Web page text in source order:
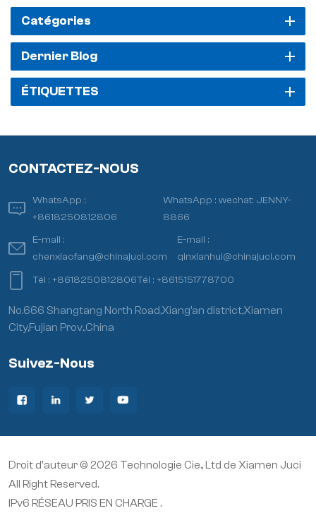
Catégories
Dernier Blog
ÉTIQUETTES
CONTACTEZ-NOUS
WhatsApp :
+8618250812806
WhatsApp :wechat: JENNY-
8866
E-mail :
chenxiaofang@chinajuci.com
E-mail :
qinxianhui@chinajuci.com
Tél :+8618250812806Tél :+8615151778700
No.666 Shangtang North Road,Xiang’an district,Xiamen
City,Fujian Prov.,China
Suivez-Nous
Droit d'auteur © 2026 Technologie Cie., Ltd de Xiamen Juci
All Right Reserved.
IPv6 RÉSEAU PRIS EN CHARGE .